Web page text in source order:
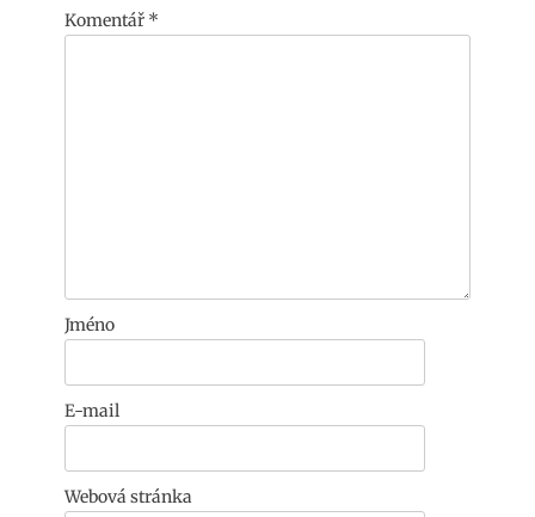
Komentář *
Jméno
E-mail
Webová stránka